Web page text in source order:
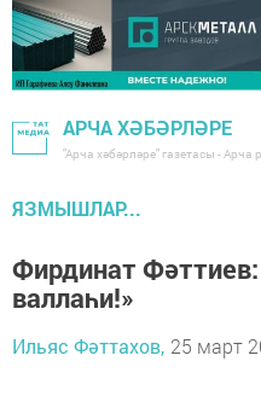
АРЧА ХӘБӘРЛӘРЕ
"Арча хәбәрләре" газетасы - Арча
ЯЗМЫШЛАР...
Фирдинат Фәттиев:
валлаһи!»
Ильяс Фәттахов, 25 март